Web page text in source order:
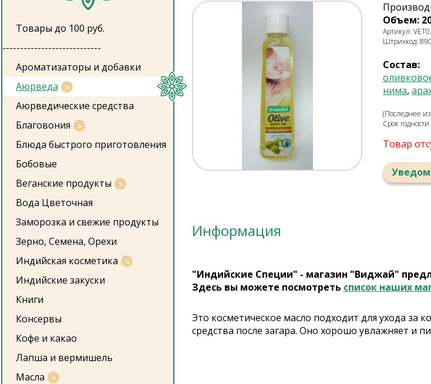
Товары до 100 руб.
----------------------------
Ароматизаторы и добавки
Аюрведа
Аюрведические средства
Благовония
Блюда быстрого приготовления
Бобовые
Веганские продукты
Вода Цветочная
Заморозка и свежие продукты
Зерно, Семена, Орехи
Индийская косметика
Индийские закуски
Книги
Консервы
Кофе и какао
Лапша и вермишель
Масла
Объем:
Артикул:
Штрихкод:
Состав:
нима,
(Последнее
Срок
Товар
Информация
"Индийские Специи" - магазин "Виджай"
Здесь вы можете посмотреть список наших
Это косметическое масло подходит для ухода за
средства после загара. Оно хорошо увлажняет и